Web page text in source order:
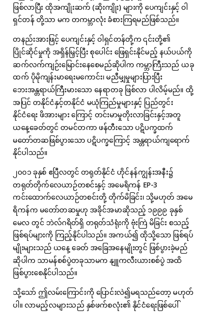
ဖြစ်လာပြီး ထိုအကျိုးဆက် (ဆိုးကျိုး) များကို ပေကျင်းနှင့် ဝါ
ရှင်တန် တို့သာ မက တကမ္ဘာလုံး ခံစားကြရမည်ဖြစ်သည်။
တနည်းအားဖြင့် ပေကျင်းနှင့် ဝါရှင်တန်တို့က ၎င်းတို့၏
ပြိုင်ဆိုင်မှုကို အရှိန်မြှင့်ပြီး စုပေါင်း ဖြေရှင်းနိုင်မည့် နယ်ပယ်ကို
ဆက်လက်ကျဉ်းမြောင်းနေစေမည်ဆိုပါက ကမ္ဘာကြီးသည် ယခု
ထက် ပိုမိုကျန်းမာရေးမကောင်း၊ မညီမျှမှုများပြားပြီး
ဘေးအန္တရာယ်ကြီးမားသော နေရာတခု ဖြစ်လာ ပါလိမ့်မည်။ ထို့
အပြင် တနိုင်ငံနှင့်တနိုင်ငံ မယုံကြည်မှုများနှင့် ပြည်တွင်း
နိုင်ငံရေး ဖိအားများ ကြောင့် တင်းမာမှုတိုးလာခြင်းနှင့်အတူ
ယနေ့ခေတ်တွင် တမင်တကာ ဖန်တီးသော ပဋိပက္ခထက်
မတော်တဆဖြစ်ပွားသော ပဋိပက္ခကြောင့် အန္တရာယ်ကျရောက်
နိုင်ပါသည်။
၂၀၀၁ ခုနှစ် ဧပြီလတွင် တရုတ်နိုင်ငံ ဟိုင်နန်ကျွန်းအနီး၌
တရုတ်တိုက်လေယာဉ်တစင်းနှင့် အမေရိကန် EP-3
ကင်းထောက်လေယာဉ်တစင်းတို့ တိုက်မိခြင်း၊ သို့မဟုတ် အမေ
ရိကန်က မတော်တဆမှုဟု အခိုင်အမာဆိုသည့် ၁၉၉၉ ခုနှစ်
မေလ တွင် ဘဲလ်ဂရိတ်ရှိ တရုတ်သံရုံးကို ဗုံးကြဲ မိခြင်း စသည့်
ဖြစ်ရပ်များကို ကြည့်နိုင်ပါသည်။ အကယ်၍ ထိုသို့သော ဖြစ်ရပ်
မျိုးများသည် ယနေ့ ခေတ် အခြေအနေမျိုးတွင် ဖြစ်ပွားခဲ့မည်
ဆိုပါက သာမန်စစ်ပွဲတခုသာမက နျူကလီးယားစစ်ပွဲ အထိ
ဖြစ်ပွားစေနိုင်ပါသည်။
သို့သော် ဤလမ်းကြောင်းကို ပြောင်းလဲ၍မရသည်တော့ မဟုတ်
ပါ။ လာမည့်လများသည် နှစ်ဖက်စလုံး၏ နိုင်ငံရေးဖြစ်ပေါ်